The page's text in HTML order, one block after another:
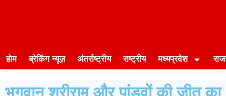
होम ब्रेकिंग न्यूज़ अंतर्राष्ट्रीय राष्ट्रीय मध्यप्रदेश